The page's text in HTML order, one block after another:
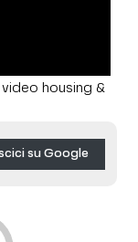
housing &
su Google